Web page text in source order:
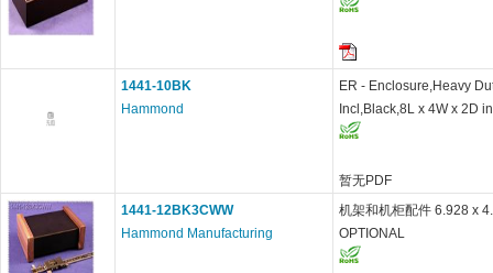
1441-10BK
Hammond
ER - Enclosure,Heavy
Incl,Black,8L x 4W x 2D in
暂无PDF
1441-12BK3CWW
Hammond Manufacturing
机架和机柜配件 6.928 x
OPTIONAL